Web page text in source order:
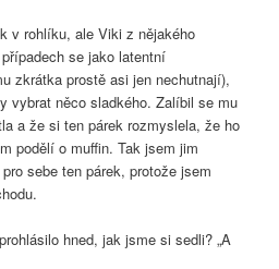
v rohlíku, ale Viki z nějakého
se jako latentní
zkrátka prostě asi jen nechutnají),
vybrat něco sladkého. Zalíbil se mu
a že si ten párek rozmyslela, že ho
podělí o muffin. Tak jsem jim
sebe ten párek, protože jsem
hned, jak jsme si sedli? „A